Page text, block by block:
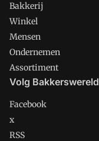
Bakkerij
Winkel
Mensen
Ondernemen
Assortiment
Volg Bakkerswereld
Facebook
x
RSS